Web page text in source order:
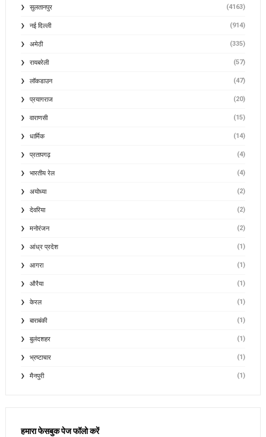
सुलतानपुर (4163)
नई दिल्ली (914)
अमेठी (335)
रायबरेली (57)
लॉकडाउन (47)
प्रयागराज (20)
वाराणसी (15)
धार्मिक (14)
प्रतापगढ़ (4)
भारतीय रेल (4)
अयोध्या (2)
देवरिया (2)
मनोरंजन (2)
आंध्र प्रदेश (1)
आगरा (1)
औरैया (1)
केरल (1)
बाराबंकी (1)
बुलंदशहर (1)
भ्रष्टाचार (1)
मैनपुरी (1)
हमारा फेसबुक पेज फॉलो करें